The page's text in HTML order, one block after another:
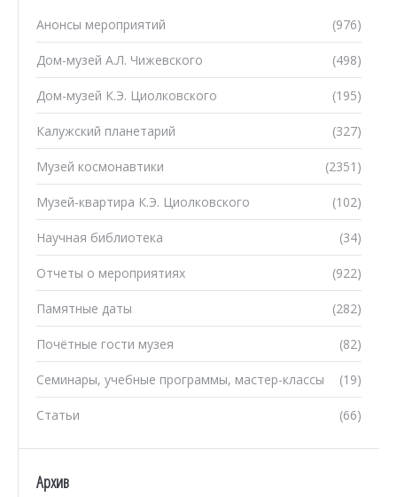
(976)
Анонсы мероприятий
(498)
Дом-музей А.Л. Чижевского
(195)
Дом-музей К.Э. Циолковского
(327)
Калужский планетарий
(2351)
Музей космонавтики
(102)
Музей-квартира К.Э. Циолковского
(34)
Научная библиотека
(922)
Отчеты о мероприятиях
(282)
Памятные даты
(82)
Почётные гости музея
(19)
Семинары, учебные программы, мастер-классы
(66)
Статьи
Архив